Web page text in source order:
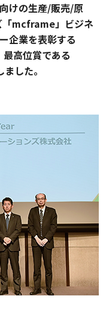
けの生産/販売/原
「mcframe」ビジネ
企業を表彰する
高位賞である
した。